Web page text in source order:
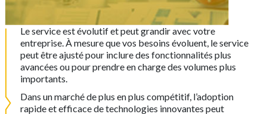
Le service est évolutif et peut grandir avec votre
entreprise. À mesure que vos besoins évoluent, le service
peut être ajusté pour inclure des fonctionnalités plus
avancées ou pour prendre en charge des volumes plus
importants.
Dans un marché de plus en plus compétitif, l’adoption
rapide et efficace de technologies innovantes peut